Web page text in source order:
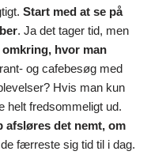
Start med at se på
. Ja det tager tid, men
hvor man
og cafebesøg med
Hvis man kun
helt fredsommeligt ud.
afsløres det nemt, om
færreste sig tid til i dag.